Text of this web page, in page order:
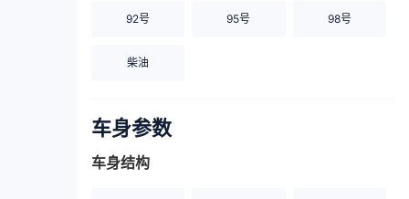
92号 95号 98号
柴油
车身参数
车身结构